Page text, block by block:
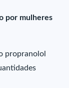
por mulheres
propranolol